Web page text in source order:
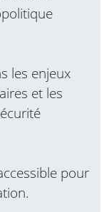
les enjeux
et les
pour